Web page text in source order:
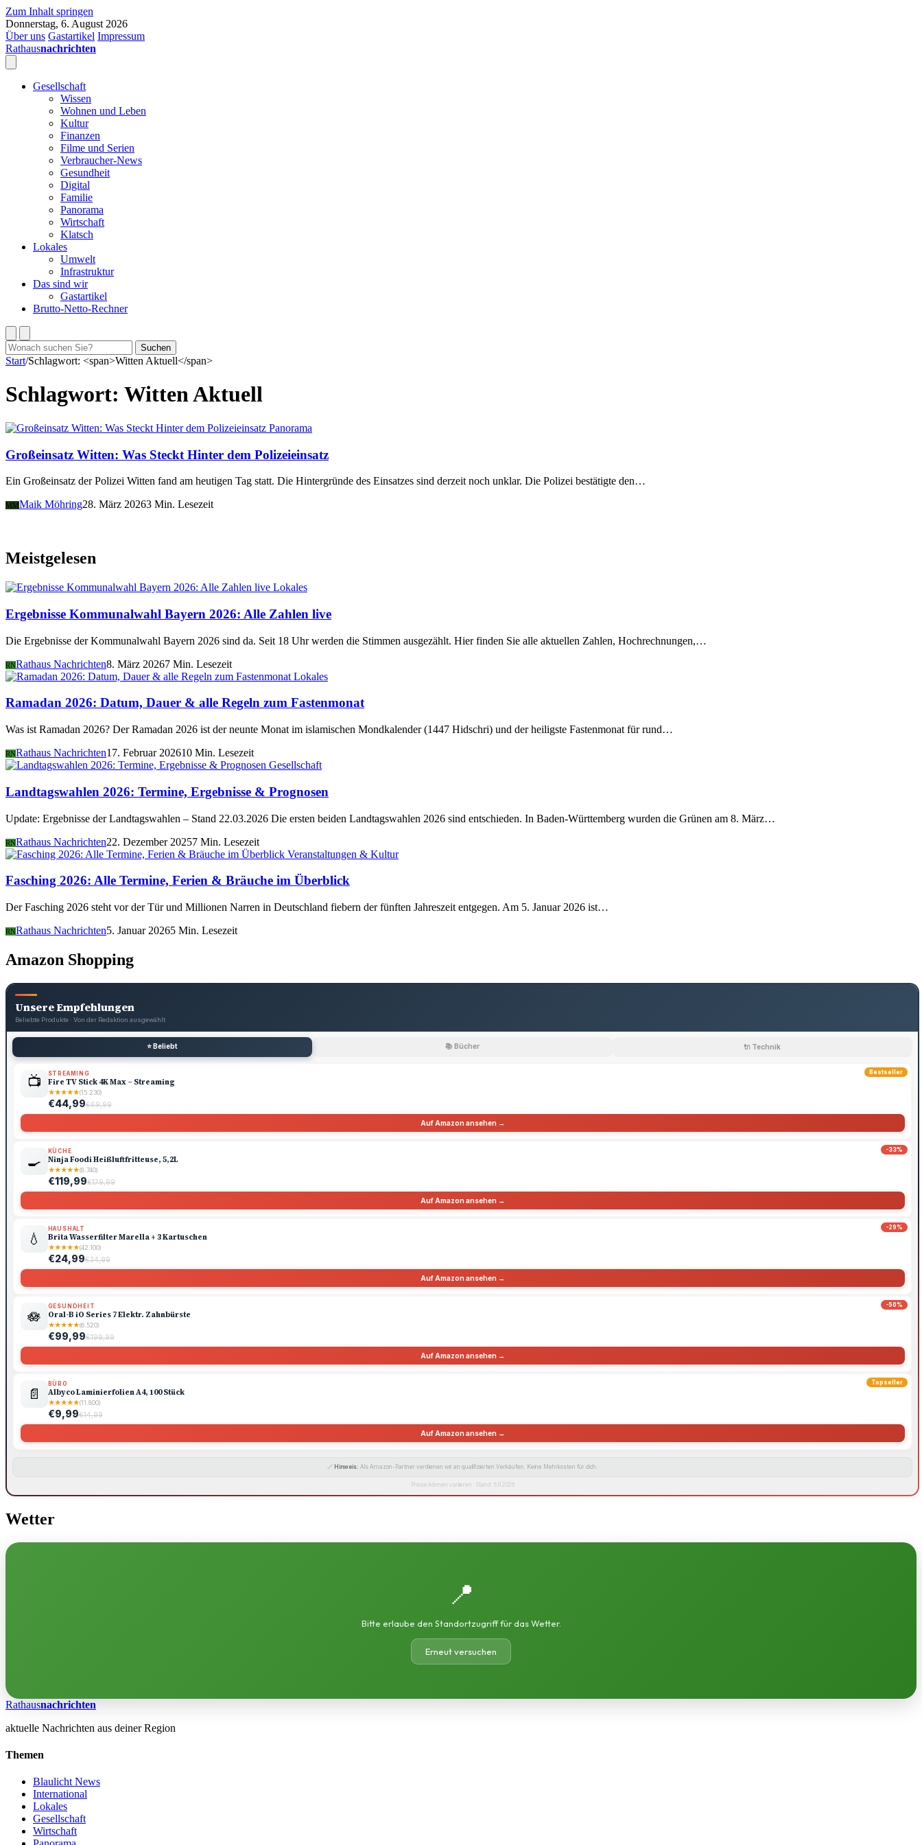
Zum Inhalt springen
Donnerstag, 6. August 2026
Über uns Gastartikel Impressum
Rathausnachrichten
Gesellschaft
Wissen
Wohnen und Leben
Kultur
Finanzen
Filme und Serien
Verbraucher-News
Gesundheit
Digital
Familie
Panorama
Wirtschaft
Klatsch
Lokales
Umwelt
Infrastruktur
Das sind wir
Gastartikel
Brutto-Netto-Rechner
Suchen
nach:
Suchen
Start/Schlagwort: <span>Witten Aktuell</span>
Schlagwort: Witten Aktuell
Panorama
Großeinsatz Witten: Was Steckt Hinter dem Polizeieinsatz
Ein Großeinsatz der Polizei Witten fand am heutigen Tag statt. Die Hintergründe des Einsatzes sind derzeit noch unklar. Die Polizei bestätigte den…
MM Maik Möhring28. März 20263 Min. Lesezeit
Meistgelesen
Lokales
Ergebnisse Kommunalwahl Bayern 2026: Alle Zahlen live
Die Ergebnisse der Kommunalwahl Bayern 2026 sind da. Seit 18 Uhr werden die Stimmen ausgezählt. Hier finden Sie alle aktuellen Zahlen, Hochrechnungen,…
RNRathaus Nachrichten8. März 20267 Min. Lesezeit
Lokales
Ramadan 2026: Datum, Dauer & alle Regeln zum Fastenmonat
Was ist Ramadan 2026? Der Ramadan 2026 ist der neunte Monat im islamischen Mondkalender (1447 Hidschri) und der heiligste Fastenmonat für rund…
RNRathaus Nachrichten17. Februar 202610 Min. Lesezeit
Gesellschaft
Landtagswahlen 2026: Termine, Ergebnisse & Prognosen
Update: Ergebnisse der Landtagswahlen – Stand 22.03.2026 Die ersten beiden Landtagswahlen 2026 sind entschieden. In Baden-Württemberg wurden die Grünen am 8. März…
RNRathaus Nachrichten22. Dezember 20257 Min. Lesezeit
Veranstaltungen & Kultur
Fasching 2026: Alle Termine, Ferien & Bräuche im Überblick
Der Fasching 2026 steht vor der Tür und Millionen Narren in Deutschland fiebern der fünften Jahreszeit entgegen. Am 5. Januar 2026 ist…
RNRathaus Nachrichten5. Januar 20265 Min. Lesezeit
Amazon Shopping
Unsere Empfehlungen
Beliebte Produkte · Von der Redaktion ausgewählt
⭐ Beliebt 📚 Bücher 🔌 Technik
Bestseller
📺 STREAMING
Fire TV Stick 4K Max – Streaming
★★★★★(15.230)
€44,99€69,99
Auf Amazon ansehen →
-33%
🍳
KÜCHE
Ninja Foodi Heißluftfritteuse, 5,2L
★★★★★(8.740)
€119,99€179,99
Auf Amazon ansehen →
-29%
💧
HAUSHALT
Brita Wasserfilter Marella + 3 Kartuschen
★★★★★(42.100)
€24,99€34,99
Auf Amazon ansehen →
-50%
🪷
GESUNDHEIT
Oral-B iO Series 7 Elektr. Zahnbürste
★★★★★(6.520)
€99,99€199,99
Auf Amazon ansehen →
Topseller
📄
BÜRO
Albyco Laminierfolien A4, 100 Stück
★★★★★(11.800)
€9,99€14,99
Auf Amazon ansehen →
🔗 Hinweis: Als Amazon-Partner verdienen wir an qualifizierten Verkäufen. Keine Mehrkosten für dich.
Preise können variieren · Stand: 6.8.2026
Wetter
📍
Bitte erlaube den Standortzugriff für das Wetter.
Erneut versuchen
Rathausnachrichten
aktuelle Nachrichten aus deiner Region
Themen
Blaulicht News
International
Lokales
Gesellschaft
Wirtschaft